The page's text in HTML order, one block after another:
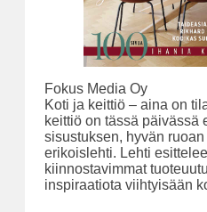
Fokus Media Oy
Koti ja keittiö – aina on
keittiö on tässä päivässä
sisustuksen, hyvän
erikoislehti. Lehti
kiinnostavimmat
inspiraatiota viihtyisään